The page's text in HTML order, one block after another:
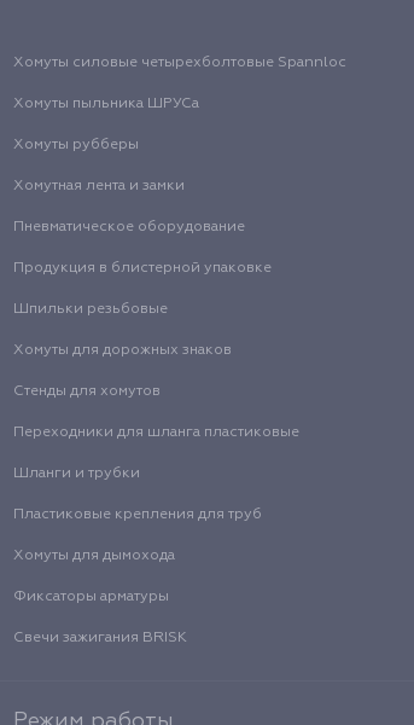
Хомуты силовые четырехболтовые Spannloc
Хомуты пыльника ШРУСа
Хомуты рубберы
Хомутная лента и замки
Пневматическое оборудование
Продукция в блистерной упаковке
Шпильки резьбовые
Хомуты для дорожных знаков
Стенды для хомутов
Переходники для шланга пластиковые
Шланги и трубки
Пластиковые крепления для труб
Хомуты для дымохода
Фиксаторы арматуры
Свечи зажигания BRISK